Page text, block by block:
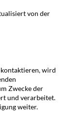
von der
kontaktieren, wird
Zwecke der
und verarbeitet.
weiter.